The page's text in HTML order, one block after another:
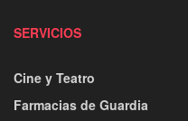
SERVICIOS
Cine y Teatro
Farmacias de Guardia